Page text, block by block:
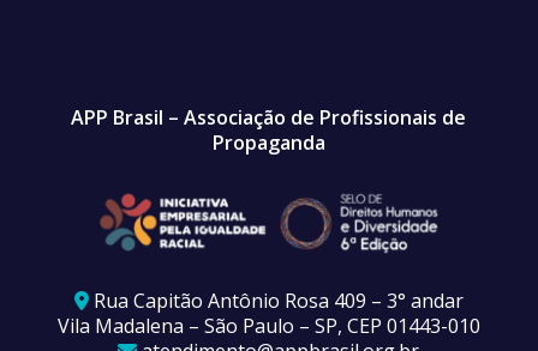
APP Brasil – Associação de Profissionais de
Propaganda
Rua Capitão Antônio Rosa 409 – 3° andar
Vila Madalena – São Paulo – SP, CEP 01443-010